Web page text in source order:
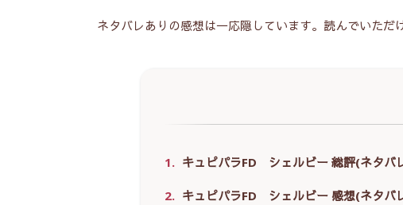
ネタバレありの感想は一応隠しています。読んでいただ
1. キュピパラFD シェルビー 総評(ネタバ
2. キュピパラFD シェルビー 感想(ネタバ